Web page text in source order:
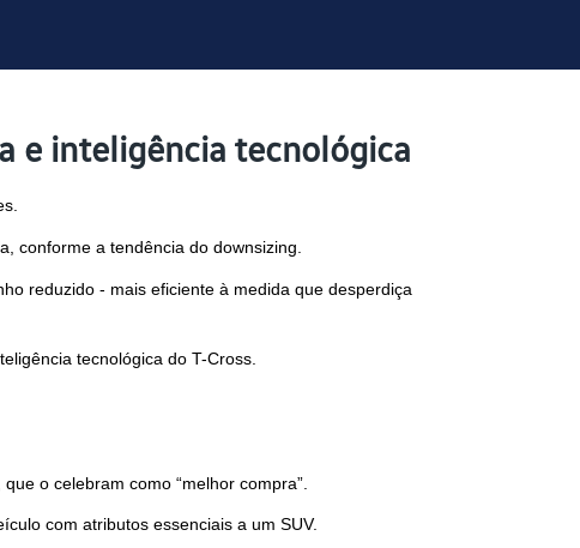
e inteligência tecnológica
conforme a tendência do downsizing.
reduzido - mais eficiente à medida que desperdiça
tecnológica do T-Cross.
o celebram como “melhor compra”.
com atributos essenciais a um SUV.